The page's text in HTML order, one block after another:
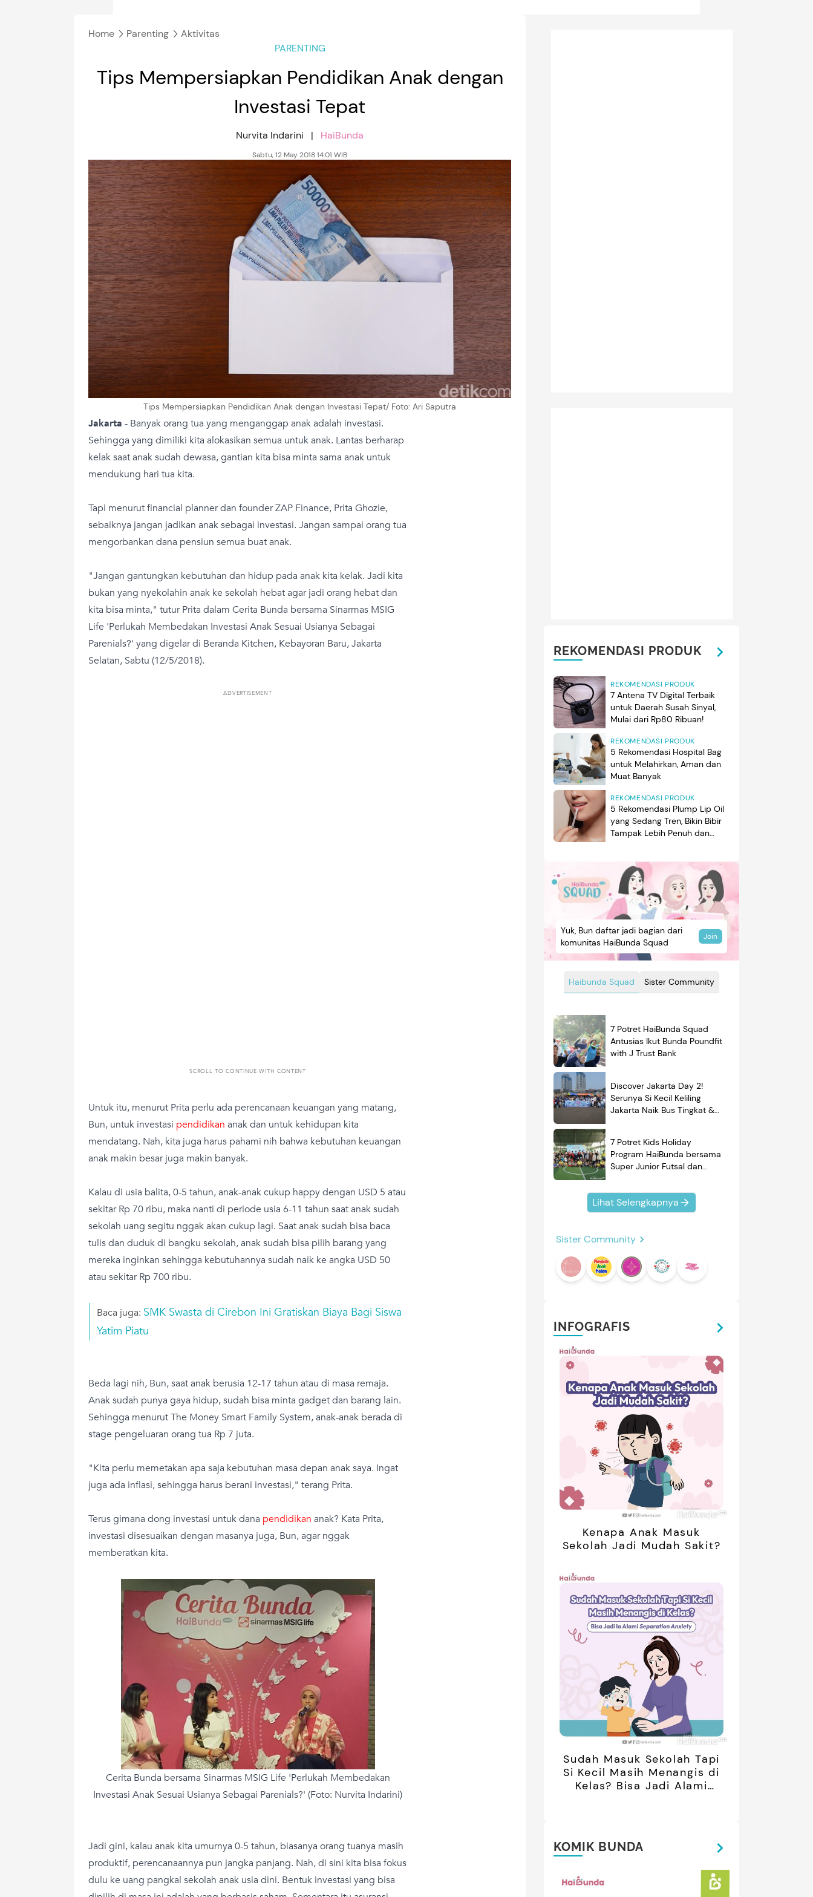
Home Parenting
Aktivitas
PARENTING
Tips Mempersiapkan Pendidikan Anak dengan
Investasi Tepat
Nurvita Indarini | HaiBunda
Sabtu, 12 May 2018 14:01 WIB
Tips Mempersiapkan Pendidikan Anak dengan Investasi Tepat/ Foto: Ari Saputra
Jakarta - Banyak orang tua yang menganggap anak adalah investasi.
Sehingga yang dimiliki kita alokasikan semua untuk anak. Lantas berharap
kelak saat anak sudah dewasa, gantian kita bisa minta sama anak untuk
mendukung hari tua kita.
Tapi menurut financial planner dan founder ZAP Finance, Prita Ghozie,
sebaiknya jangan jadikan anak sebagai investasi. Jangan sampai orang tua
mengorbankan dana pensiun semua buat anak.
"Jangan gantungkan kebutuhan dan hidup pada anak kita kelak. Jadi kita
bukan yang nyekolahin anak ke sekolah hebat agar jadi orang hebat dan
kita bisa minta," tutur Prita dalam Cerita Bunda bersama Sinarmas MSIG
Life 'Perlukah Membedakan Investasi Anak Sesuai Usianya Sebagai
Parenials?' yang digelar di Beranda Kitchen, Kebayoran Baru, Jakarta
Selatan, Sabtu (12/5/2018).
ADVERTISEMENT
SCROLL TO CONTINUE WITH CONTENT
Untuk itu, menurut Prita perlu ada perencanaan keuangan yang matang,
Bun, untuk investasi pendidikan anak dan untuk kehidupan kita
mendatang. Nah, kita juga harus pahami nih bahwa kebutuhan keuangan
anak makin besar juga makin banyak.
Kalau di usia balita, 0-5 tahun, anak-anak cukup happy dengan USD 5 atau
sekitar Rp 70 ribu, maka nanti di periode usia 6-11 tahun saat anak sudah
sekolah uang segitu nggak akan cukup lagi. Saat anak sudah bisa baca
tulis dan duduk di bangku sekolah, anak sudah bisa pilih barang yang
mereka inginkan sehingga kebutuhannya sudah naik ke angka USD 50
atau sekitar Rp 700 ribu.
Baca juga: SMK Swasta di Cirebon Ini Gratiskan Biaya Bagi Siswa
Yatim Piatu
Beda lagi nih, Bun, saat anak berusia 12-17 tahun atau di masa remaja.
Anak sudah punya gaya hidup, sudah bisa minta gadget dan barang lain.
Sehingga menurut The Money Smart Family System, anak-anak berada di
stage pengeluaran orang tua Rp 7 juta.
"Kita perlu memetakan apa saja kebutuhan masa depan anak saya. Ingat
juga ada inflasi, sehingga harus berani investasi," terang Prita.
Terus gimana dong investasi untuk dana pendidikan anak? Kata Prita,
investasi disesuaikan dengan masanya juga, Bun, agar nggak
memberatkan kita.
Cerita Bunda bersama Sinarmas MSIG Life 'Perlukah Membedakan
Investasi Anak Sesuai Usianya Sebagai Parenials?' (Foto: Nurvita Indarini)
Jadi gini, kalau anak kita umurnya 0-5 tahun, biasanya orang tuanya masih
produktif, perencanaannya pun jangka panjang. Nah, di sini kita bisa fokus
dulu ke uang pangkal sekolah anak usia dini. Bentuk investasi yang bisa
REKOMENDASI PRODUK
REKOMENDASI PRODUK
7 Antena TV Digital Terbaik
untuk Daerah Susah Sinyal,
Mulai dari Rp80 Ribuan!
REKOMENDASI PRODUK
5 Rekomendasi Hospital Bag
untuk Melahirkan, Aman dan
Muat Banyak
REKOMENDASI PRODUK
5 Rekomendasi Plump Lip Oil
yang Sedang Tren, Bikin Bibir
Tampak Lebih Penuh dan
Haibunda Squad Sister Community
Yuk, Bun daftar jadi bagian dari
komunitas HaiBunda Squad
Join
7 Potret HaiBunda Squad
Antusias Ikut Bunda Poundfit
with J Trust Bank
Discover Jakarta Day 2!
Serunya Si Kecil Keliling
Jakarta Naik Bus Tingkat &
7 Potret Kids Holiday
Program HaiBunda bersama
Super Junior Futsal dan
Kompak Banget!
Lihat Selengkapnya
Sister Community
INFOGRAFIS
Kenapa Anak Masuk
Sekolah Jadi Mudah Sakit?
Sudah Masuk Sekolah Tapi
Si Kecil Masih Menangis di
Kelas? Bisa Jadi Alami
KOMIK BUNDA